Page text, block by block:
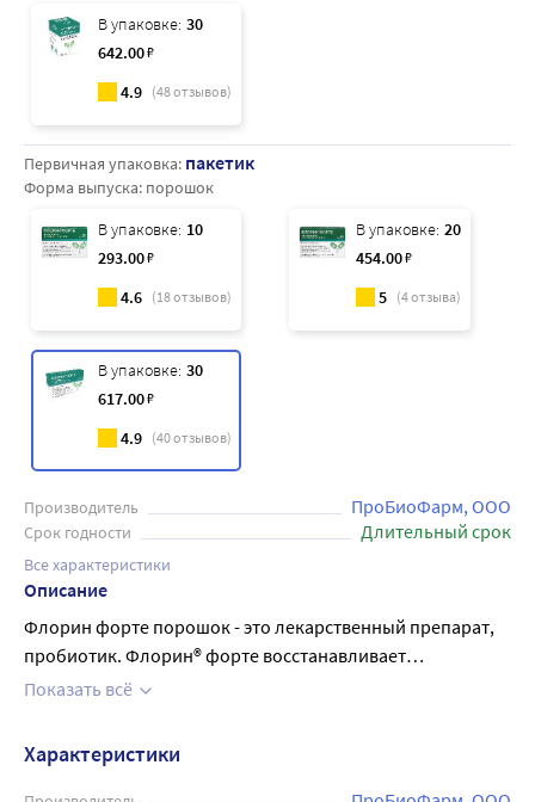
В упаковке: 30
642.00₽
4.9 (48отзывов)
Первичная упаковка: пакетик
Форма выпуска: порошок
В упаковке: 10
293.00₽
4.6 (18отзывов)
В упаковке: 20
454.00₽
5 (4отзыва)
В упаковке: 30
617.00₽
4.9 (40отзывов)
Производитель ПроБиоФарм, ООО
Срок годности Длительный срок
Все характеристики
Описание
Флорин форте порошок - это лекарственный препарат,
пробиотик. Флорин® форте восстанавливает
нормальную микрофлору организма человека,
инфекционных заболеваний желудочно- кишечного
тракта и верхних дыхательных путей за счет входящих в
Показать всё
Характеристики